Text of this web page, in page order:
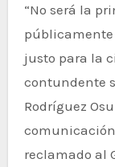
“No será la primera ni la última vez que salga
públicamente
justo para la
contundente
Rodríguez
reclamado al